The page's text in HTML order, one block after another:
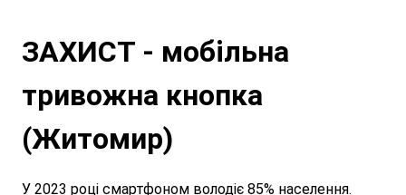
ЗАХИСТ - мобільна
тривожна кнопка
(Житомир)
У 2023 році смартфоном володіє 85% населення.